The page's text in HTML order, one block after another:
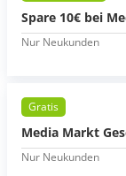
Spare 10€ bei
Nur Neukunden
Gratis
Media Markt
Nur Neukunden